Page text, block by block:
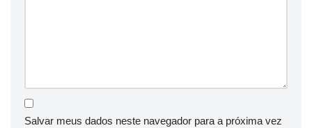
Salvar meus dados neste navegador para a próxima vez